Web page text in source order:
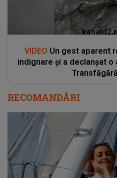
VIDEO Un gest aparent
indignare și a declanșat o
RECOMANDĂRI